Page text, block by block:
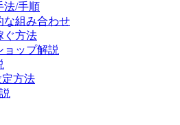
法/手順
な組み合わせ
ぐ方法
ョップ解説
定方法